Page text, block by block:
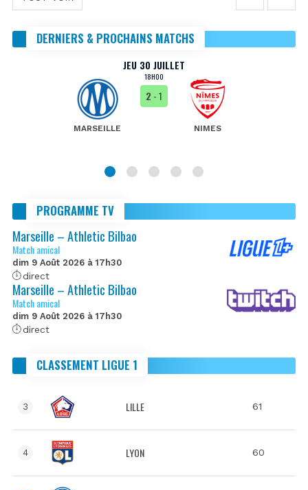
DERNIERS & PROCHAINS MATCHS
JEU 30 JUILLET
18H00
MARSEILLE
2 - 1
NIMES
PROGRAMME TV
Marseille – Athletic Bilbao
Match amical
dim 9 Août 2026 à 17h30
direct
Marseille – Athletic Bilbao
Match amical
dim 9 Août 2026 à 17h30
direct
CLASSEMENT LIGUE 1
3 LILLE 61
4 LYON 60